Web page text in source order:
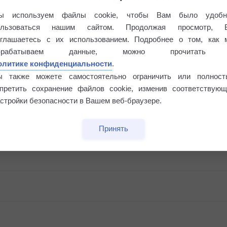
используем файлы cookie, чтобы Вам было
нашим сайтом. Продолжая просмотр,
с их использованием. Подробнее о том, как
данные, можно прочитать
конфиденциальности.
также можете самостоятельно ограничить или
сохранение файлов cookie, изменив
безопасности в Вашем веб-браузере.
Принять